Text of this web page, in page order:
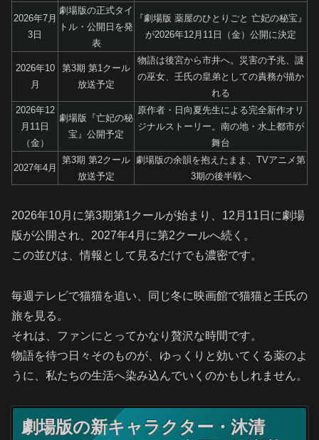
2026年7月
3日
劇場版の正式タイ
トル・公開日を発
表
『劇場版 薬屋のひとりごと 亡妃の秘宝』
が2026年12月11日（金）公開に決定
2026年10
月
第3期 第1クール
放送予定
物語は後宮から市井へ。災害の予兆、謎
の巫女、壬氏の皇弟としての責務が描か
れる
2026年12
月11日
（金）
劇場版『亡妃の秘
宝』公開予定
原作者・日向夏先生による完全新作オリ
ジナルストーリー。南の地・水上都市が
舞台
2027年4月
第3期 第2クール
放送予定
劇場版の余韻を抱えたまま、TVアニメ第
3期の後半戦へ
2026年10月に第3期第1クールが始まり、12月11日に劇場
版が公開され、2027年4月に第2クールへ続く。
この並びは、情報として見るだけでも濃密です。
毎週テレビで猫猫を追い、同じ冬に映画館で猫猫と壬氏の
旅を見る。
それは、ファンにとってかなり贅沢な時間です。
物語を待つ日々そのものが、ゆっくりと効いてくる薬のよ
うに、私たちの生活へ染み込んでいくのかもしれません。
劇場版の新キャラクター・沐清